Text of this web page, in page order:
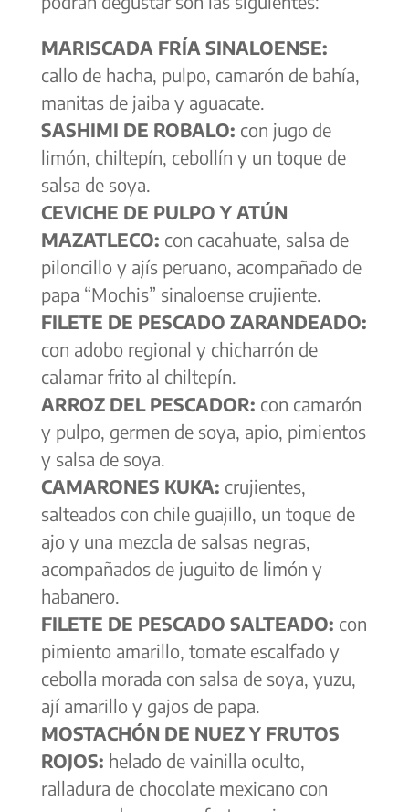
MARISCADA FRÍA SINALOENSE:
callo de hacha, pulpo, camarón de bahía,
manitas de jaiba y aguacate.
SASHIMI DE ROBALO: con jugo de
limón, chiltepín, cebollín y un toque de
salsa de soya.
CEVICHE DE PULPO Y ATÚN
MAZATLECO: con cacahuate, salsa de
piloncillo y ajís peruano, acompañado de
papa “Mochis” sinaloense crujiente.
FILETE DE PESCADO ZARANDEADO:
con adobo regional y chicharrón de
calamar frito al chiltepín.
ARROZ DEL PESCADOR: con camarón
y pulpo, germen de soya, apio, pimientos
y salsa de soya.
CAMARONES KUKA: crujientes,
salteados con chile guajillo, un toque de
ajo y una mezcla de salsas negras,
acompañados de juguito de limón y
habanero.
FILETE DE PESCADO SALTEADO: con
pimiento amarillo, tomate escalfado y
cebolla morada con salsa de soya, yuzu,
ají amarillo y gajos de papa.
MOSTACHÓN DE NUEZ Y FRUTOS
ROJOS: helado de vainilla oculto,
ralladura de chocolate mexicano con